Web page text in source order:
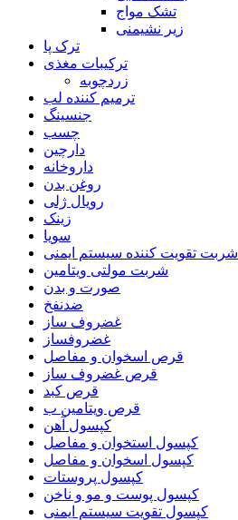
تشک مواج
زیر نشیمنی
ترک پا
ترکیبات مغذی
زردچوبه
ترمیم کننده لب
جنسینگ
چسب
دارچین
داروخانه
روغن بدن
رویال ژلی
زینک
سویا
شربت تقویت کننده سیستم ایمنی
شربت مولتی ویتامین
صورت و بدن
ضدنفخ
غضروف ساز
غضروفساز
قرص اسخوان و مفاصل
قرص غضروف ساز
قرص کبد
قرص ویتامین ب
کپسول آهن
کپسول استخوان و مفاصل
کپسول اسخوان و مفاصل
کپسول پروستات
کپسول پوست و مو و ناخن
کپسول تقویت سیستم ایمنی